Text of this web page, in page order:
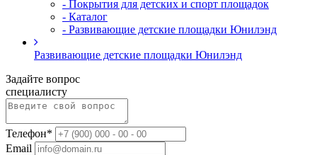
- Покрытия для детских и спорт площадок
- Каталог
- Развивающие детские площадки Юнилэнд
Развивающие детские площадки Юнилэнд
Задайте вопрос
специалисту
Телефон*
Email